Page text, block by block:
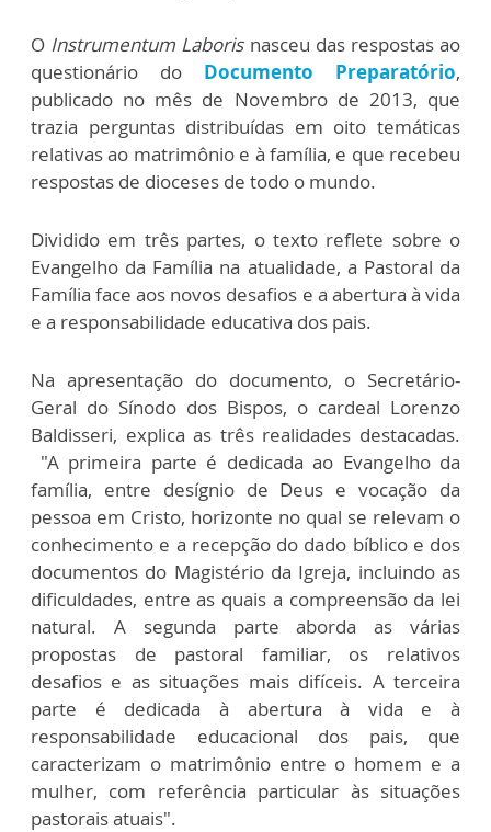
O Instrumentum Laborisnasceu das respostas ao
questionário do Documento Preparatório,
publicado no mês de Novembro de 2013, que
trazia perguntas distribuídas em oito temáticas
relativas ao matrimônio e à família, e que recebeu
respostas de dioceses de todo o mundo.
Dividido em três partes, o texto reflete sobre o
Evangelho da Família na atualidade, a Pastoral da
Família face aos novos desafios e a abertura à vida
e a responsabilidade educativa dos pais.
Na apresentação do documento, o Secretário-
Geral do Sínodo dos Bispos, o cardeal Lorenzo
Baldisseri, explica as três realidades destacadas.
"A primeira parte é dedicada ao Evangelho da
família, entre desígnio de Deus e vocação da
pessoa em Cristo, horizonte no qual se relevam o
conhecimento e a recepção do dado bíblico e dos
documentos do Magistério da Igreja, incluindo as
dificuldades, entre as quais a compreensão da lei
natural. A segunda parte aborda as várias
propostas de pastoral familiar, os relativos
desafios e as situações mais difíceis. A terceira
parte é dedicada à abertura à vida e à
responsabilidade educacional dos pais, que
caracterizam o matrimônio entre o homem e a
mulher, com referência particular às situações
pastorais atuais".